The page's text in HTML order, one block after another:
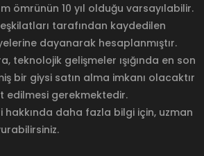
ömrünün 10 yıl olduğu varsayılabilir.
tarafından kaydedilen
dayanarak hesaplanmıştır.
teknolojik gelişmeler ışığında en son
bir giysi satın alma imkanı olacaktır
edilmesi gerekmektedir.
hakkında daha fazla bilgi için, uzman